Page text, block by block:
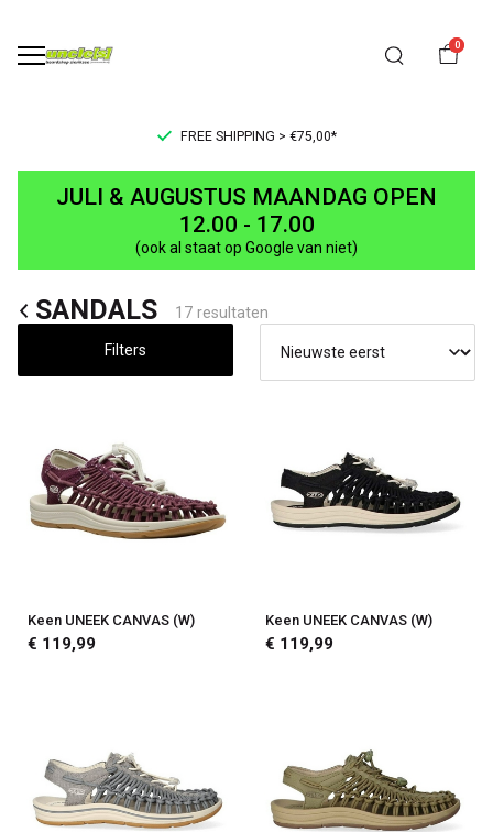
0
FREE SHIPPING > €75,00*
SANDALS
UNCLE[S]
Boardshop
JULI & AUGUSTUS MAANDAG OPEN
12.00 - 17.00
(ook al staat op Google van niet)
SANDALS 17 resultaten
Filters
Keen UNEEK CANVAS (W)
€ 119,99
Keen UNEEK CANVAS (W)
€ 119,99